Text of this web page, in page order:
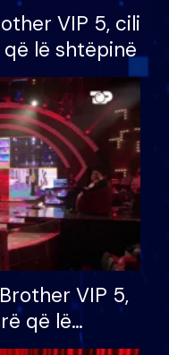
VIP 5, cili
lë shtëpinë
VIP 5,
që lë
për